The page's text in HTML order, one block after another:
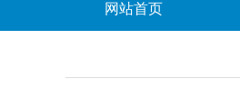
网站首页